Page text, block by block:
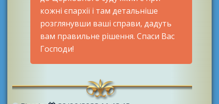
кожні єпархії і там детальніше
розглянувши ваші справи, дадуть
вам правильне рішення. Спаси Вас
Господи!